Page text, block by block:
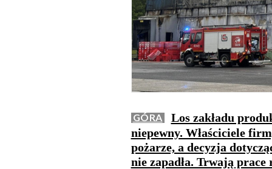
GÓRA
Los zakładu
niepewny. Właściciele
pożarze, a decyzja
nie zapadła. Trwają